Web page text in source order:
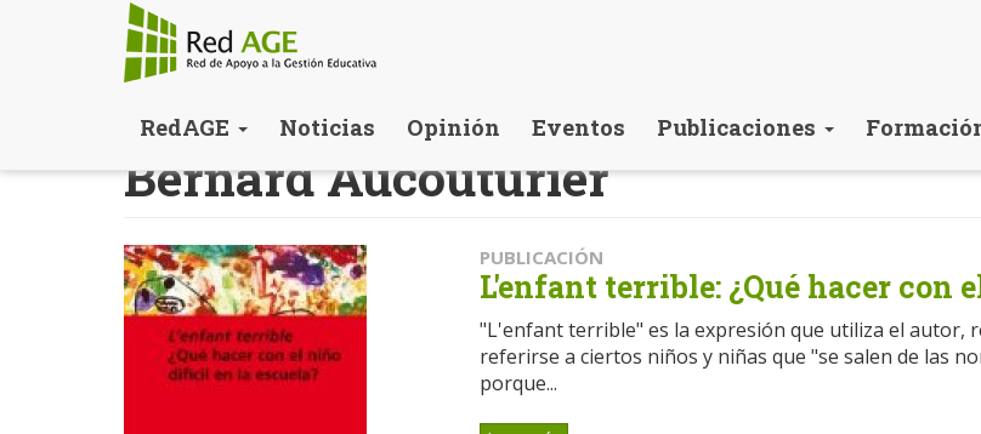
contenido
RedAGE Noticias Opinión Eventos Publicaciones
Bernard Aucouturier
PUBLICACIÓN
L'enfant terrible: ¿Qué hacer con
"L'enfant terrible" es la expresión que utiliza el autor,
referirse a ciertos niños y niñas que "se salen de las
porque...